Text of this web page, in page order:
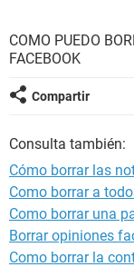
COMO PUEDO
FACEBOOK
Compartir
Consulta también:
Cómo borrar las
Como borrar a
Como borrar una
Borrar opiniones
Como borrar la